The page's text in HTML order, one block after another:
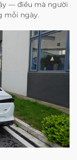
— điều mà người
mỗi ngày.